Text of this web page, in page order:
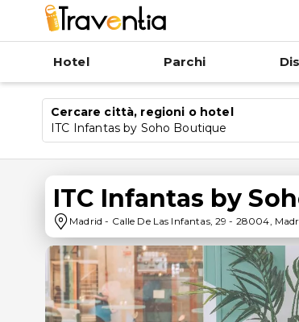
Hotel Parchi
Cercare città, regioni o hotel
ITC Infantas by Soho Boutique
ITC Infantas by
Madrid - Calle De Las Infantas, 29 - 28004,